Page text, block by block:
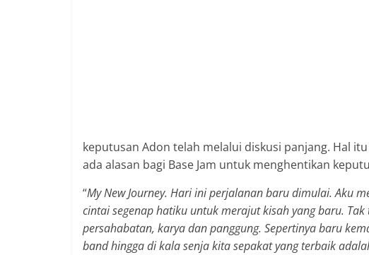
keputusan Adon telah melalui diskusi panjang. Hal
ada alasan bagi Base Jam untuk menghentikan
“My New Journey. Hari ini perjalanan baru dimulai. Aku
cintai segenap hatiku untuk merajut kisah yang baru.
persahabatan, karya dan panggung. Sepertinya baru
band hingga di kala senja kita sepakat yang terbaik